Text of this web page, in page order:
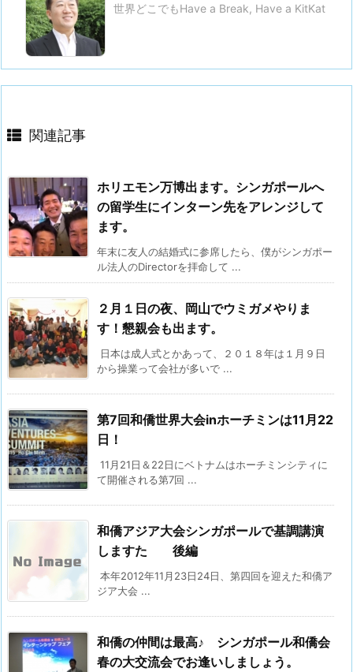
世界どこでもHave a Break, Have a KitKat
関連記事
ホリエモン万博出ます。シンガポールへ
の留学生にインターン先をアレンジして
ます。
年末に友人の結婚式に参席したら、僕がシンガポー
ル法人のDirectorを拝命して ...
２月１日の夜、岡山でウミガメやりま
す！懇親会も出ます。
日本は成人式とかあって、２０１８年は１月９日
から操業って会社が多いで ...
第7回和僑世界大会inホーチミンは11月22
日！
11月21日＆22日にベトナムはホーチミンシティに
て開催される第7回 ...
和僑アジア大会シンガポールで基調講演
しますた 後編
本年2012年11月23日24日、第四回を迎えた和僑ア
ジア大会 ...
和僑の仲間は最高♪ シンガポール和僑会
春の大交流会でお逢いしましょう。